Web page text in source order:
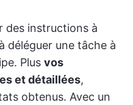
des instructions à
déléguer une tâche à
Plus vos
et détaillées,
obtenus. Avec un